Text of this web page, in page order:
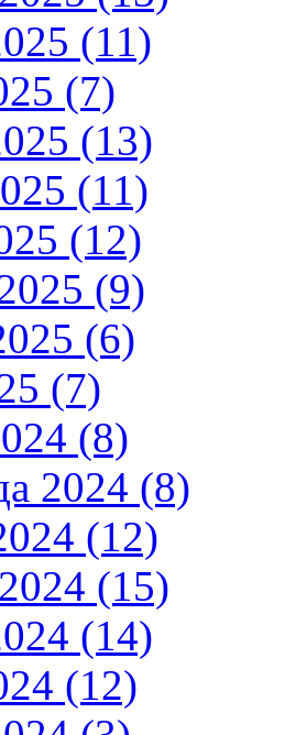
(11)
(7)
(13)
(11)
(12)
(9)
(6)
(7)
(8)
2024 (8)
(12)
(15)
(14)
(12)